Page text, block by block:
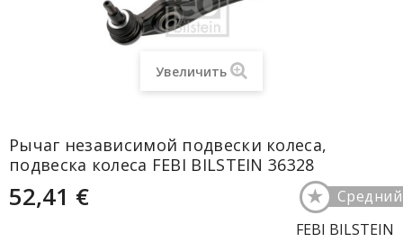
Увеличить
Рычаг независимой подвески колеса,
подвеска колеса FEBI BILSTEIN 36328
52,41 € Средний
★
FEBI BILSTEIN